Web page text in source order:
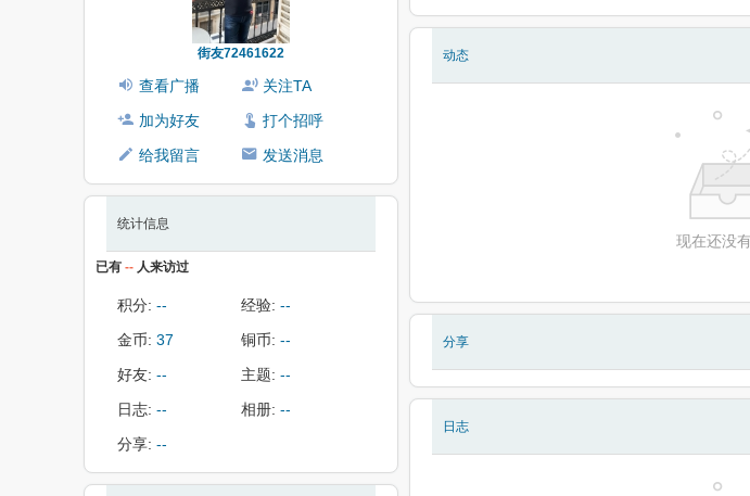
街友72461622
查看广播
关注TA
加为好友
打个招呼
给我留言
发送消息
统计信息
已有 -- 人来访过
积分: -- 经验: --
金币: 37 铜币: --
好友: -- 主题: --
日志: -- 相册: --
分享: --
动态
现在还没
分享
日志